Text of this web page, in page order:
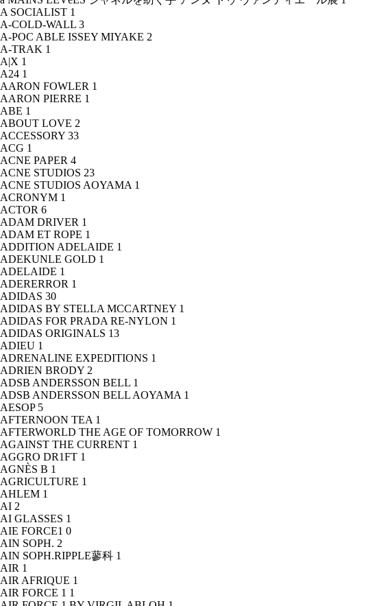
A SOCIALIST 1
A-COLD-WALL 3
A-POC ABLE ISSEY MIYAKE 2
A-TRAK 1
A|X 1
A24 1
AARON FOWLER 1
AARON PIERRE 1
ABE 1
ABOUT LOVE 2
ACCESSORY 33
ACG 1
ACNE PAPER 4
ACNE STUDIOS 23
ACNE STUDIOS AOYAMA 1
ACRONYM 1
ACTOR 6
ADAM DRIVER 1
ADAM ET ROPE 1
ADDITION ADELAIDE 1
ADEKUNLE GOLD 1
ADELAIDE 1
ADERERROR 1
ADIDAS 30
ADIDAS BY STELLA MCCARTNEY 1
ADIDAS FOR PRADA RE-NYLON 1
ADIDAS ORIGINALS 13
ADIEU 1
ADRENALINE EXPEDITIONS 1
ADRIEN BRODY 2
ADSB ANDERSSON BELL 1
ADSB ANDERSSON BELL AOYAMA 1
AESOP 5
AFTERNOON TEA 1
AFTERWORLD THE AGE OF TOMORROW 1
AGAINST THE CURRENT 1
AGGRO DR1FT 1
AGNÈS B 1
AGRICULTURE 1
AHLEM 1
AI 2
AI GLASSES 1
AIE FORCE1 0
AIN SOPH. 2
AIN SOPH.RIPPLE蓼科 1
AIR 1
AIR AFRIQUE 1
AIR FORCE 1 1